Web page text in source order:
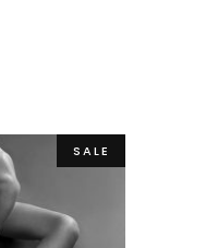
SALE